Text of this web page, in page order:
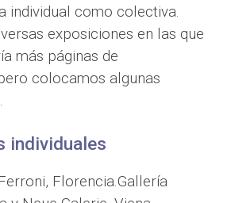
individual como colectiva.
exposiciones en las que
más páginas de
colocamos algunas
individuales
Florencia.Gallería